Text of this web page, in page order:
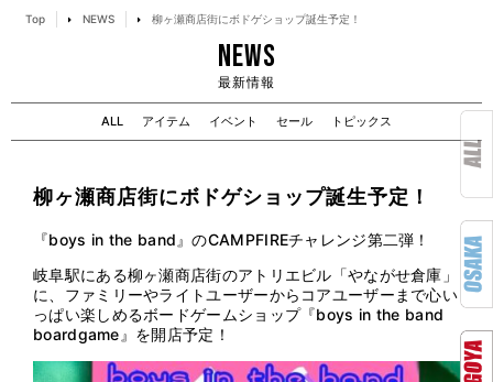
Top NEWS 柳ヶ瀬商店街にボドゲショップ誕生予定！
NEWS
最新情報
ALL アイテム イベント セール トピックス
柳ヶ瀬商店街にボドゲショップ誕生予定！
『boys in the band』のCAMPFIREチャレンジ第二弾！
岐阜駅にある柳ヶ瀬商店街のアトリエビル「やながせ倉庫」
に、ファミリーやライトユーザーからコアユーザーまで心い
っぱい楽しめるボードゲームショップ『boys in the band
boardgame』を開店予定！